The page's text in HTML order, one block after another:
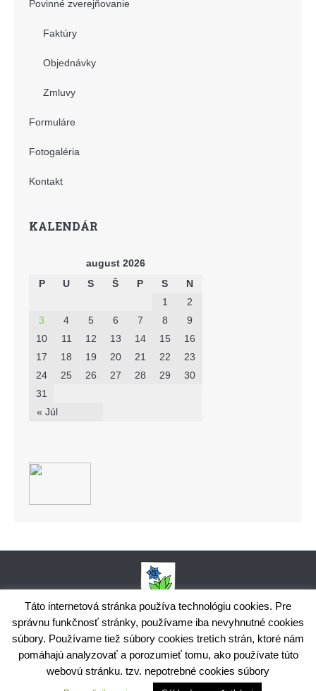
Povinné zverejňovanie
Faktúry
Objednávky
Zmluvy
Formuláre
Fotogaléria
Kontakt
KALENDÁR
august 2026
P
U S Š P S N
« Júl
1
2
3
4 5 6 7 8
9
10
11 12 13 14 15
16
17
18 19 20 21 22
23
24
25 26 27 28 29
30
31
Obecný úrad Bodiná, č. 102, 018 15 Prečín,
+421424398035,www.bodina.eu
IČO: 00 692 522, Prima banka Slovensko, a.s., IBAN: SK25 5600 0000
0029 9178 8001
Ochrana osobných údajov
Táto internetová stránka používa technológiu cookies. Pre
správnu funkčnosť stránky, používame iba nevyhnutné cookies
súbory. Používame tiež súbory cookies tretích strán, ktoré nám
pomáhajú analyzovať a porozumieť tomu, ako používate túto
webovú stránku. tzv. nepotrebné cookies súbory